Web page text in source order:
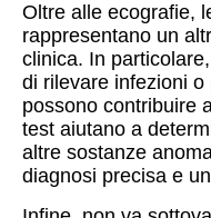
Oltre alle ecografie,
rappresentano un
clinica. In
di rilevare infezioni
possono contribuire
test aiutano a
altre sostanze
diagnosi precisa e